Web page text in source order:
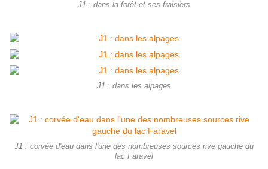
J1 : dans la forêt et ses fraisiers
J1 : dans les alpages
J1 : corvée d'eau dans l'une des nombreuses sources rive gauche du
lac Faravel